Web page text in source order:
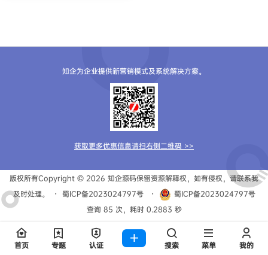
知企为企业提供新营销模式及系统解决方案。
获取更多优惠信息请扫右侧二维码 >>
版权所有Copyright © 2026 知企源码保留资源解释权，如有侵权，请联系我
及时处理。
・ 蜀ICP备2023024797号 ・
蜀ICP备2023024797号
查询 85 次，耗时 0.2883 秒
首页 专题 认证 搜索 菜单 我的